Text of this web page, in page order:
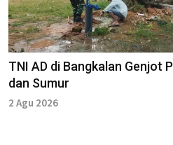
TNI AD di Bangkalan Genjot
dan Sumur
2 Agu 2026